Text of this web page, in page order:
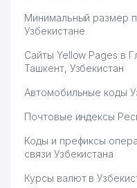
Минимальный размер
Узбекистане
Сайты Yellow Pages в
Ташкент, Узбекистан
Автомобильные коды
Почтовые индексы
Коды и префиксы
связи Узбекистана
Курсы валют в